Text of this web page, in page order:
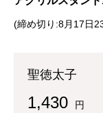
(締め切り:8月17日
聖徳太子
1,430 円